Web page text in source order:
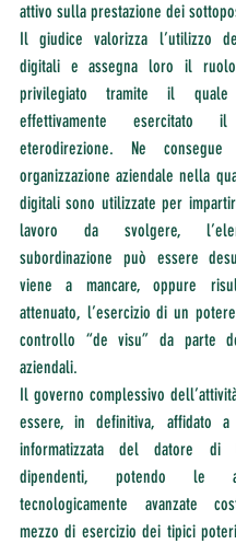
attivo sulla prestazione dei
Il giudice valorizza l’utilizzo
digitali e assegna loro il
privilegiato tramite il
effettivamente
eterodirezione. Ne
organizzazione aziendale nella
digitali sono utilizzate per
lavoro da svolgere,
subordinazione può essere
viene a mancare, oppure
attenuato, l’esercizio di un
controllo “de visu” da parte
aziendali.
Il governo complessivo
essere, in definitiva, affidato a
informatizzata del datore
dipendenti, potendo le
tecnologicamente avanzate
mezzo di esercizio dei tipici